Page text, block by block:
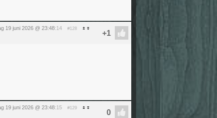
19 juni 2026 @ 23:48:14 #128
19 juni 2026 @ 23:48:15 #129